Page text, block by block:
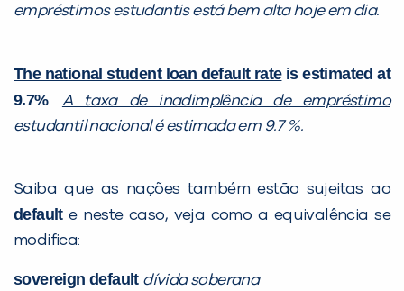
empréstimos estudantis está bem alta hoje em dia.
The national student loan default rateis estimated at
9.7%. A taxa de inadimplência de empréstimo
estudantil nacionalé estimada em 9.7 %.
Saiba que as nações também estão sujeitas ao
defaulte neste caso, veja como a equivalência se
modifica:
sovereign default dívida soberana